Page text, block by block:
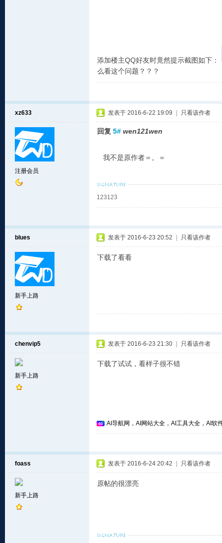
添加楼主QQ好友时竟然提示截图如下：
么看这个问题？？？
xz633
注册会员
发表于 2016-6-22 19:09 只看该作者
回复 5# wen121wen
我不是原作者＝。＝
123123
blues
新手上路
发表于 2016-6-23 20:52 只看该作者
下载了看看
chenvip5
新手上路
发表于 2016-6-23 21:30 只看该作者
下载了试试，看样子很不错
AI导航网，AI网站大全，AI工具大全，AI软
foass
新手上路
发表于 2016-6-24 20:42 只看该作者
原帖的很漂亮